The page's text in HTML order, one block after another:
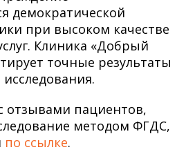
демократической
при высоком качестве
Клиника «Добрый
точные результаты
отзывами пациентов,
методом ФГДС,
по ссылке.